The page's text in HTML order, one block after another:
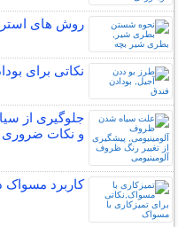
روش های
نکاتی برای
جلوگیری از
و نکات ضروری
کاربرد مسواک